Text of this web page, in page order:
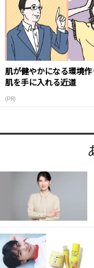
肌が健やかになる環境
肌を手に入れる近道
(PR)